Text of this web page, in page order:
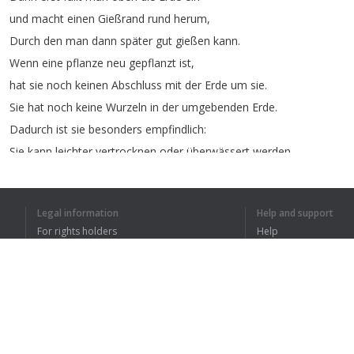
und macht einen Gießrand rund herum,
Durch den man dann später gut gießen kann.
Wenn eine pflanze neu gepflanzt ist,
hat sie noch keinen Abschluss mit der Erde um sie.
Sie hat noch keine Wurzeln in der umgebenden Erde.
Dadurch ist sie besonders empfindlich:
Sie kann leichter vertrocknen oder überwässert werden
Pflanzen in größeren
wenn man drei Mal in der Woche gießt.
Legal information
For rights holders
Help and support
Help